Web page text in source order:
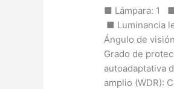
■ Lámpara: 1
■ Luminancia
Ángulo de
Grado de
autoadaptativa
amplio (WDR):